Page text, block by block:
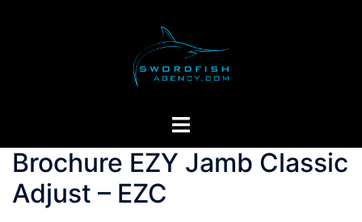
Toggle
Brochure EZY Jamb Classic
Adjust – EZC